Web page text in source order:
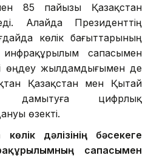
85 пайызы Қазақстан
Алайда Президенттің
көлік бағыттарының
инфрақұрылым сапасымен
өңдеу жылдамдығымен де
Қазақстан мен Қытай
дамытуға цифрлық
өзекті.
дәлізінің бәсекеге
сапасымен